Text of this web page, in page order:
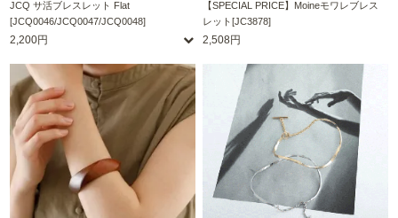
JCQ サ活ブレスレット Flat
[JCQ0046/JCQ0047/JCQ0048]
2,200円
【SPECIAL PRICE】Moineモワレブレス
レット[JC3878]
2,508円